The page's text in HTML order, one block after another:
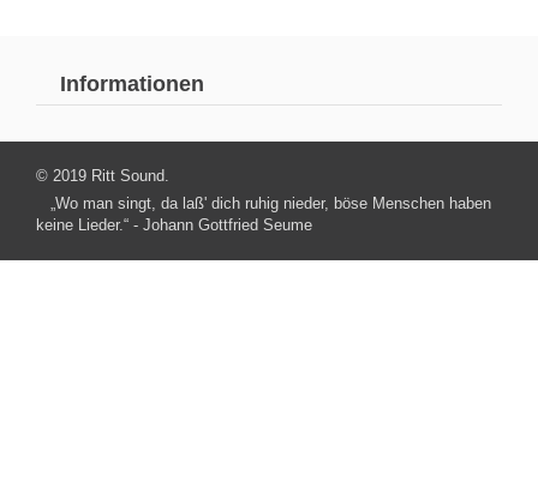
Informationen
© 2019 Ritt Sound.
„Wo man singt, da laß' dich ruhig nieder, böse Menschen haben
keine Lieder.“ - Johann Gottfried Seume